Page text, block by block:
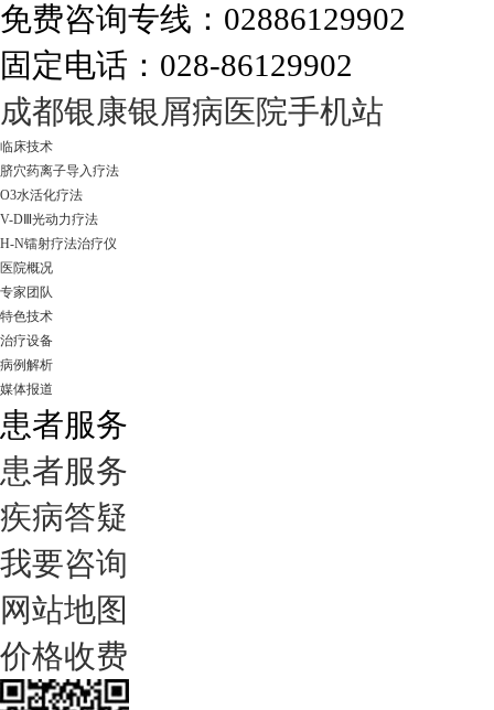
走进成都：满足您的治愈需求
免费咨询专线：02886129902
固定电话：028-86129902
成都银康银屑病医院手机站
临床技术
脐穴药离子导入疗法
O3水活化疗法
V-DⅢ光动力疗法
H-N镭射疗法治疗仪
医院概况
专家团队
特色技术
治疗设备
病例解析
媒体报道
患者服务
患者服务
疾病答疑
我要咨询
网站地图
价格收费